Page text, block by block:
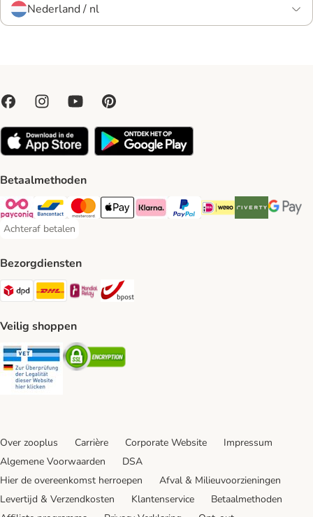
Nederland / nl
Betaalmethoden
Payconiq Payment Method
Bancontact Payment Method
Mastercard Payment Method
Apple Pay Payment Method
Klarna Payment Method
PayPal Payment Method
iDeal Payment Method
Riverty Payment
Google
Achteraf betalen
Achteraf betalen Payment Method
Bezorgdiensten
Dpd Shipping Method
DHL Shipping Method
Mondial Relay Shipping Method
Veilig shoppen
Security Security
Over zooplus Carrière Corporate Website
Impressum
Algemene Voorwaarden
DSA
Hier de overeenkomst herroepen
Afval & Milieuvoorzieningen
Levertijd & Verzendkosten
Klantenservice
Betaalmethoden